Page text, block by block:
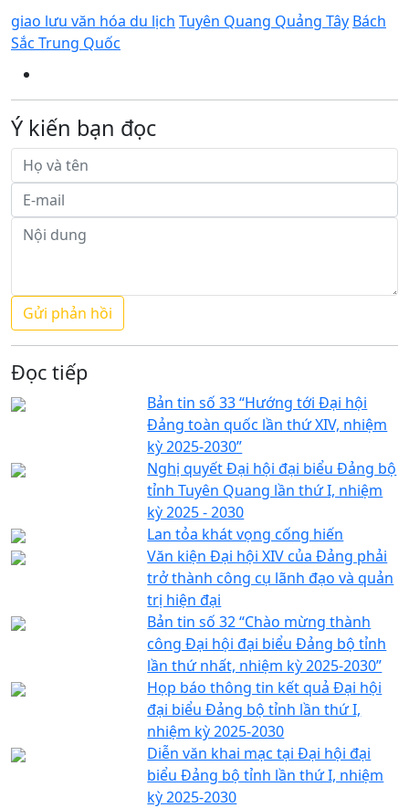
giao lưu văn hóa du lịch Tuyên Quang Quảng Tây Bách
Sắc Trung Quốc
Ý kiến bạn đọc
Đọc tiếp
Bản tin số 33 “Hướng tới Đại hội
Đảng toàn quốc lần thứ XIV, nhiệm
kỳ 2025-2030”
Nghị quyết Đại hội đại biểu Đảng bộ
tỉnh Tuyên Quang lần thứ I, nhiệm
kỳ 2025 - 2030
Lan tỏa khát vọng cống hiến
Văn kiện Đại hội XIV của Đảng phải
trở thành công cụ lãnh đạo và quản
trị hiện đại
Bản tin số 32 “Chào mừng thành
công Đại hội đại biểu Đảng bộ tỉnh
lần thứ nhất, nhiệm kỳ 2025-2030”
Họp báo thông tin kết quả Đại hội
đại biểu Đảng bộ tỉnh lần thứ I,
nhiệm kỳ 2025-2030
Diễn văn khai mạc tại Đại hội đại
biểu Đảng bộ tỉnh lần thứ I, nhiệm
kỳ 2025-2030